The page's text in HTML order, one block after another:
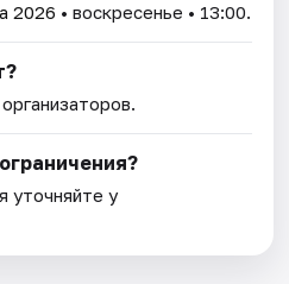
2026 • воскресенье • 13:00.
уточняйте у